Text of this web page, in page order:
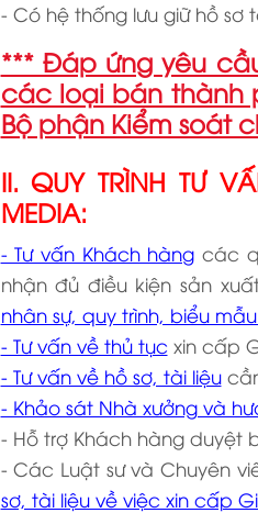
- Có hệ thống lưu giữ hồ sơ
*** Đáp ứng yêu
các loại bán thành
Bộ phận Kiểm soát
II. QUY TRÌNH TƯ
MEDIA:
- Tư vấn Khách hàng các
nhận đủ điều kiện sản
nhân sự, quy trình, biểu
- Tư vấn về thủ tục xin cấp
- Tư vấn về hồ sơ, tài liệu
- Khảo sát Nhà xưởng và
- Hỗ trợ Khách hàng duyệt
- Các Luật sư và Chuyên
sơ, tài liệu về việc xin cấp